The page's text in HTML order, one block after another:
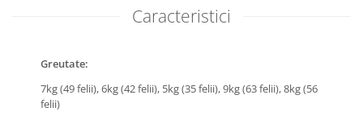
Caracteristici
Greutate:
7kg (49 felii),6kg (42 felii), 5kg (35 felii),9kg (63 felii),8kg (56
felii)